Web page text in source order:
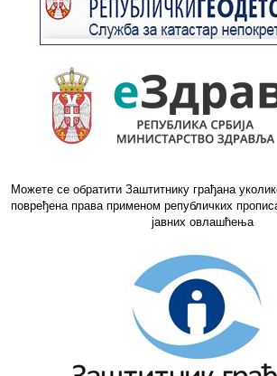
Можете се обратити Заштитнику грађана
повређена права применом републичких
јавних овлашћења